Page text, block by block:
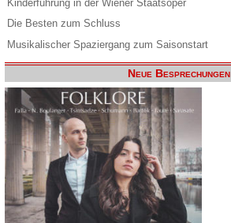
Kinderführung in der Wiener Staatsoper
Die Besten zum Schluss
Musikalischer Spaziergang zum Saisonstart
Neue Besprechungen